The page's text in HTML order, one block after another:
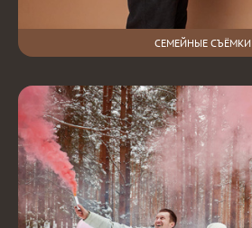
СЕМЕЙНЫЕ СЪЁМКИ